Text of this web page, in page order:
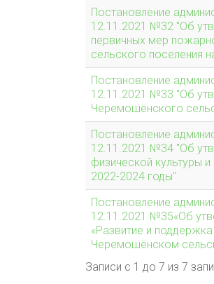
Постановление
12.11.2021 №32 "Об
первичных мер
сельского поселения
Постановление
12.11.2021 №33 "Об
Черемошёнского
Постановление
12.11.2021 №34 "Об
физической культуры
2022-2024 годы"
Постановление
12.11.2021 №35«Об
«Развитие и
Черемошёнском
Записи с 1 до 7 из 7